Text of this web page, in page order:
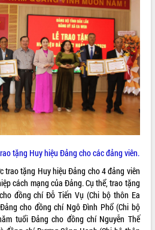
kỳ
vớitặng Huy hiệu Đảng cho các đảng viên.
trao tặng Huy hiệu Đảng cho 4 đảng viên
cách mạng của Đảng. Cụ thể, trao tặng
đồng chí Đỗ Tiến Vụ (Chi bộ thôn Ea
cho đồng chí Ngô Đình Phổ (Chi bộ
tuổi Đảng cho đồng chí Nguyễn Thế